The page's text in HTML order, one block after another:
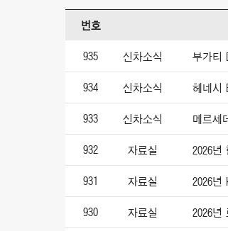
번호
935 신차소식 부가티
934 신차소식 헤네시
933 신차소식 메르세
932 자료실 2026년
931 자료실 2026년
930 자료실 2026년